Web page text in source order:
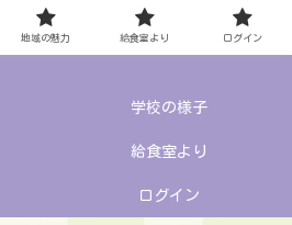
学校の様子
給食室より
ログイン
地域の魅力 給食室より ログイン